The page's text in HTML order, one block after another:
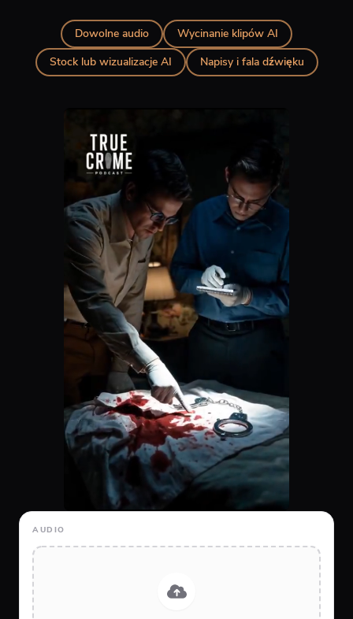
Dowolne audio
Wycinanie klipów AI
Stock lub wizualizacje AI
Napisy i fala dźwięku
AUDIO